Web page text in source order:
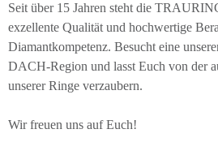
Seit über 15 Jahren steht die
exzellente Qualität und hochwertige
Diamantkompetenz. Besucht eine
DACH-Region und lasst Euch von der
unserer Ringe verzaubern.
Wir freuen uns auf Euch!